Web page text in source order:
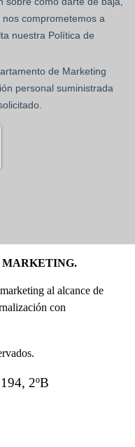
MARKETING.
al alcance de
con
2ºB